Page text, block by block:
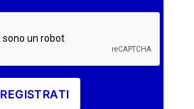
REGISTRATI